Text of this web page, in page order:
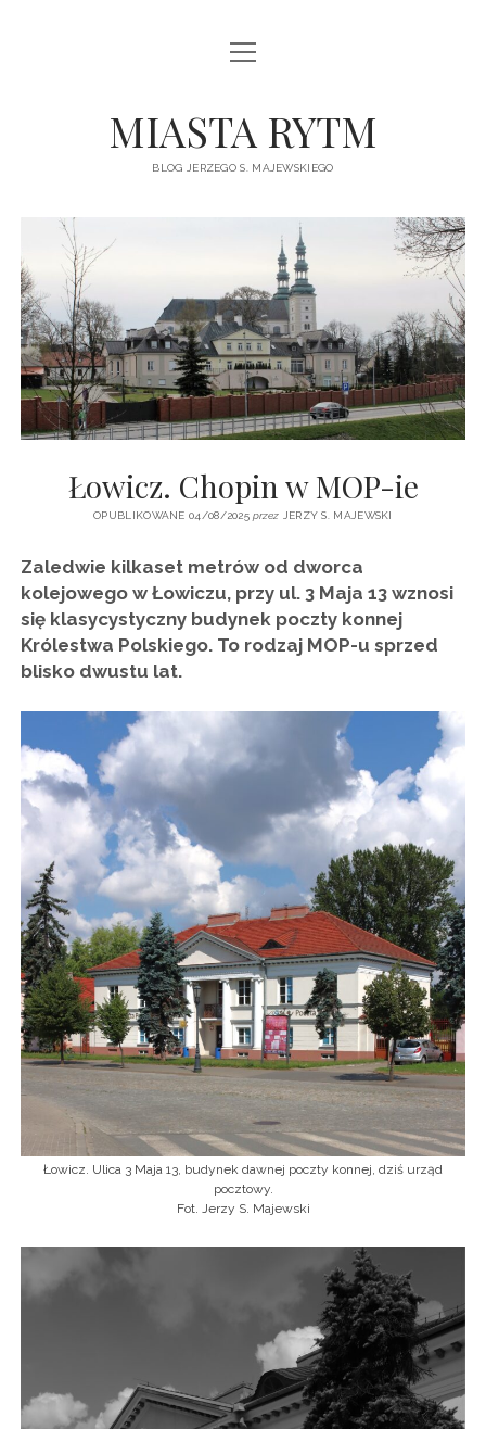
STRONA GŁÓWNA
WICHRY WOJNY
Z MOJEGO ALBUMU
KONTAKT I WSPÓŁPRACA
facebook
instagram
email
otwórz
menu
MIASTA RYTM
BLOG JERZEGO S. MAJEWSKIEGO
Łowicz. Chopin w MOP-ie
OPUBLIKOWANE 04/08/2025przez JERZY S. MAJEWSKI
Zaledwie kilkaset metrów od dworca
kolejowego w Łowiczu, przy ul. 3 Maja 13 wznosi
się klasycystyczny budynek poczty konnej
Królestwa Polskiego. To rodzaj MOP-u sprzed
blisko dwustu lat.
Łowicz. Ulica 3 Maja 13, budynek dawnej poczty konnej, dziś urząd
pocztowy.
Fot. Jerzy S. Majewski